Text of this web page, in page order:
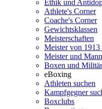
Ethik und
Athlete's Corner
Coache's Corner
Gewichtsklassen
Meisterschaften
Meister von 1913
Meister und
Boxen und Militär
eBoxing
Athleten suchen
Kampfgegner
Boxclubs